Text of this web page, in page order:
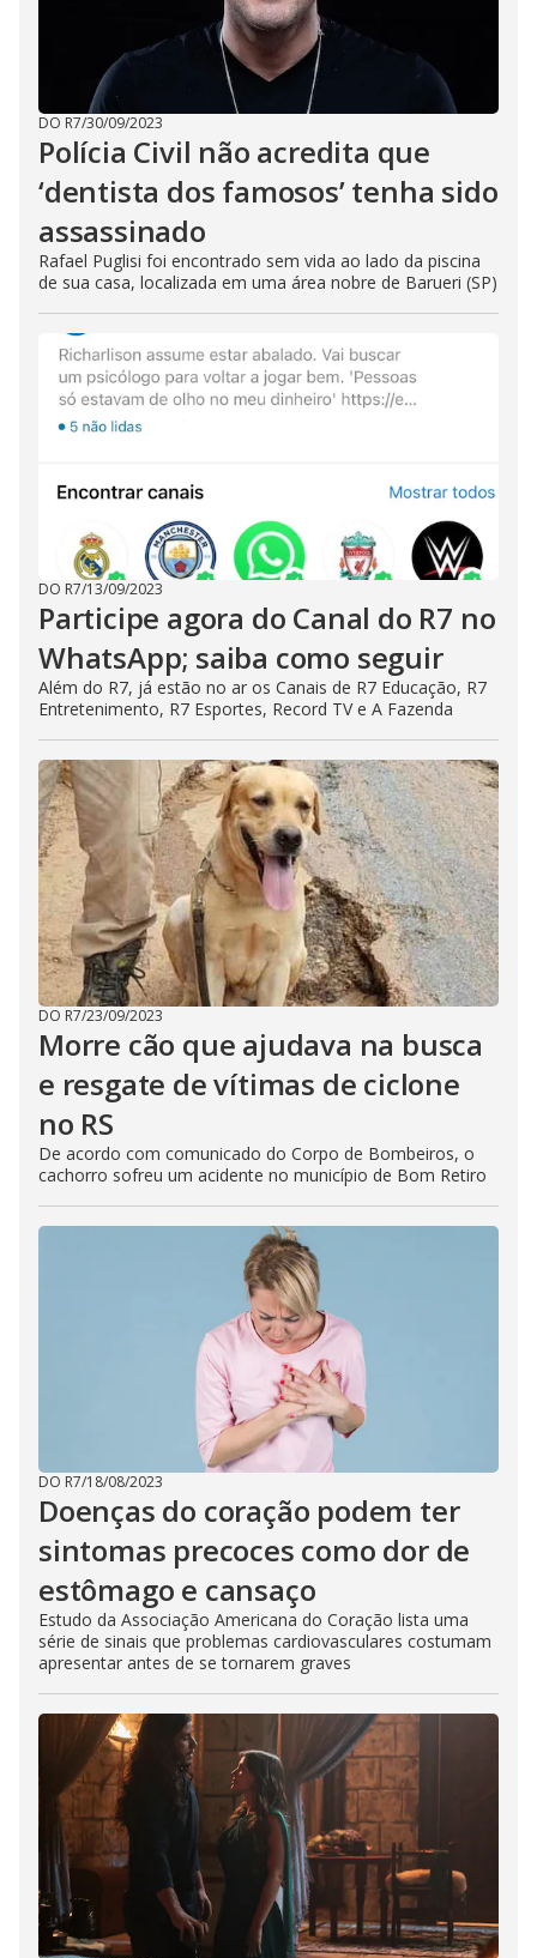
DO R7/30/09/2023
Polícia Civil não acredita que
‘dentista dos famosos’ tenha sido
assassinado
Rafael Puglisi foi encontrado sem vida ao lado da piscina
de sua casa, localizada em uma área nobre de Barueri (SP)
DO R7/13/09/2023
Participe agora do Canal do R7 no
WhatsApp; saiba como seguir
Além do R7, já estão no ar os Canais de R7 Educação, R7
Entretenimento, R7 Esportes, Record TV e A Fazenda
DO R7/23/09/2023
Morre cão que ajudava na busca
e resgate de vítimas de ciclone
no RS
De acordo com comunicado do Corpo de Bombeiros, o
cachorro sofreu um acidente no município de Bom Retiro
DO R7/18/08/2023
Doenças do coração podem ter
sintomas precoces como dor de
estômago e cansaço
Estudo da Associação Americana do Coração lista uma
série de sinais que problemas cardiovasculares costumam
apresentar antes de se tornarem graves